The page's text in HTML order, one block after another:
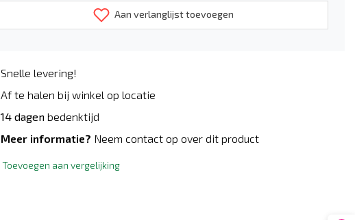
Aan verlanglijst toevoegen
Snelle levering!
Af te halen bij winkel op locatie
14 dagen bedenktijd
Meer informatie? Neem contact op over dit product
Toevoegen aan vergelijking